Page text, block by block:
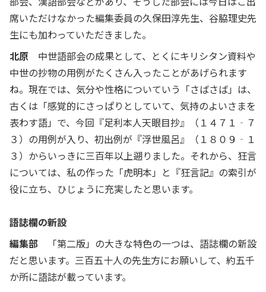
席いただけなかった編集委員の久保田淳先生、谷脇理史先
生にも加わっていただきました。
北原 中世語部会の成果として、とくにキリシタン資料や
中世の抄物の用例がたくさん入ったことがあげられます
ね。現在では、気分や性格についていう「さばさば」は、
古くは「感覚的にさっぱりとしていて、気持のよいさまを
表わす語」で、今回『足利本人天眼目抄』（１４７１‐７
３）の用例が入り、初出例が『浮世風呂』（１８０９‐１
３）からいっきに三百年以上遡りました。それから、狂言
については、私の作った「虎明本」と『狂言記』の索引が
役に立ち、ひじょうに充実したと思います。
語誌欄の新設
編集部 「第二版」の大きな特色の一つは、語誌欄の新設
だと思います。三百五十人の先生方にお願いして、約五千
か所に語誌が載っています。